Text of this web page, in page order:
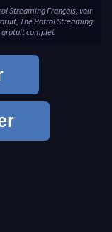
Streaming Français, voir
The Patrol Streaming
gratuit complet